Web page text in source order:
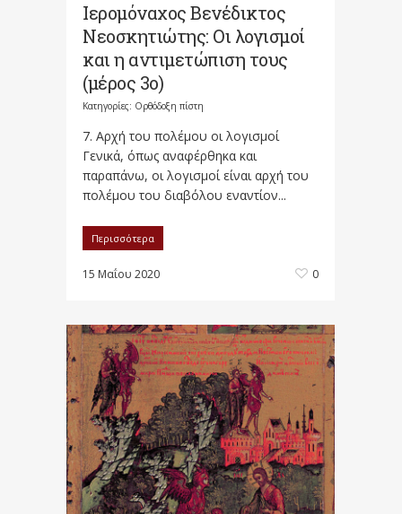
Ιερομόναχος Βενέδικτος
Νεοσκητιώτης: Οι λογισμοί
και η αντιμετώπιση τους
(μέρος 3ο)
Κατηγορίες: Ορθόδοξη πίστη
7. Αρχή του πολέμου οι λογισμοί
Γενικά, όπως αναφέρθηκα και
παραπάνω, οι λογισμοί είναι αρχή του
πολέμου του διαβόλου εναντίον...
Περισσότερα
15 Μαΐου 2020 0